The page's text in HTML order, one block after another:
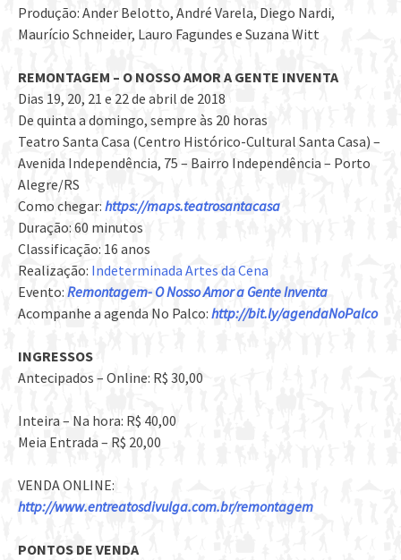
Produção: Ander Belotto, André Varela, Diego Nardi,
Maurício Schneider, Lauro Fagundes e Suzana Witt
REMONTAGEM – O NOSSO AMOR A GENTE INVENTA
Dias 19, 20, 21 e 22 de abril de 2018
De quinta a domingo, sempre às 20 horas
Teatro Santa Casa (Centro Histórico-Cultural Santa Casa) –
Avenida Independência, 75 – Bairro Independência – Porto
Alegre/RS
Como chegar: https://maps.teatrosantacasa
Duração: 60 minutos
Classificação: 16 anos
Realização: Indeterminada Artes da Cena
Evento: Remontagem- O Nosso Amor a Gente Inventa
Acompanhe a agenda No Palco: http://bit.ly/agendaNoPalco
INGRESSOS
Antecipados – Online: R$ 30,00
Inteira – Na hora: R$ 40,00
Meia Entrada – R$ 20,00
VENDA ONLINE:
http://www.entreatosdivulga.com.br/remontagem
PONTOS DE VENDA